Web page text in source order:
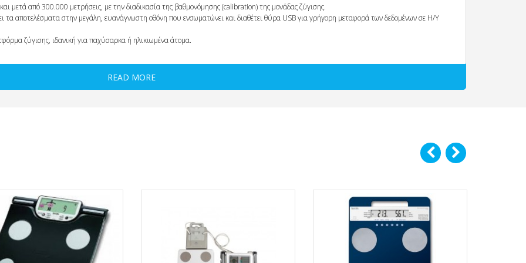
μετά από 300.000 μετρήσεις, με την διαδικασία της βαθμονόμησης (calibration) της μονάδας ζύγισης.
αποτελέσματα στην μεγάλη, ευανάγνωστη οθόνη που ενσωματώνει και διαθέτει θύρα USB για γρήγορη μεταφορά των δεδομένων σε Η/Υ
ζύγισης, ιδανική για παχύσαρκα ή ηλικιωμένα άτομα.
SOMA (προαιρετικό)
READ MORE